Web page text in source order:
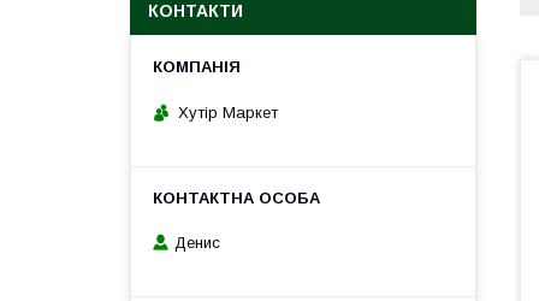
КОНТАКТИ
Хутір Маркет
Денис